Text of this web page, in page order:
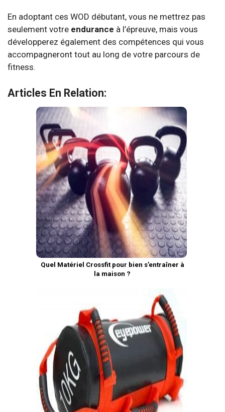
En adoptant ces WOD débutant, vous ne mettrez pas
seulement votre endurance à l’épreuve, mais vous
développerez également des compétences qui vous
accompagneront tout au long de votre parcours de
fitness.
Articles En Relation:
Quel Matériel Crossfit pour bien s’entraîner à
la maison ?